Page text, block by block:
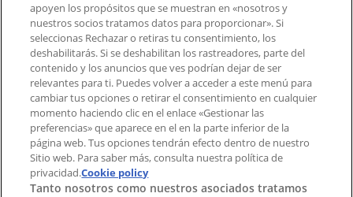
Notificar un folleto
¿Encontraste un problema en la web o en la
aplicación?
Índices
Marcas
Marcas locales
Negocios
Negocios cercanos
apoyen los propósitos que se muestran en «nosotros y
nuestros socios tratamos datos para proporcionar». Si
seleccionas Rechazar o retiras tu consentimiento, los
deshabilitarás. Si se deshabilitan los rastreadores, parte del
contenido y los anuncios que ves podrían dejar de ser
relevantes para ti. Puedes volver a acceder a este menú para
cambiar tus opciones o retirar el consentimiento en cualquier
momento haciendo clic en el enlace «Gestionar las
preferencias» que aparece en el en la parte inferior de la
página web. Tus opciones tendrán efecto dentro de nuestro
Sitio web. Para saber más, consulta nuestra política de
privacidad.Cookie policy
Tanto nosotros como nuestros asociados tratamos